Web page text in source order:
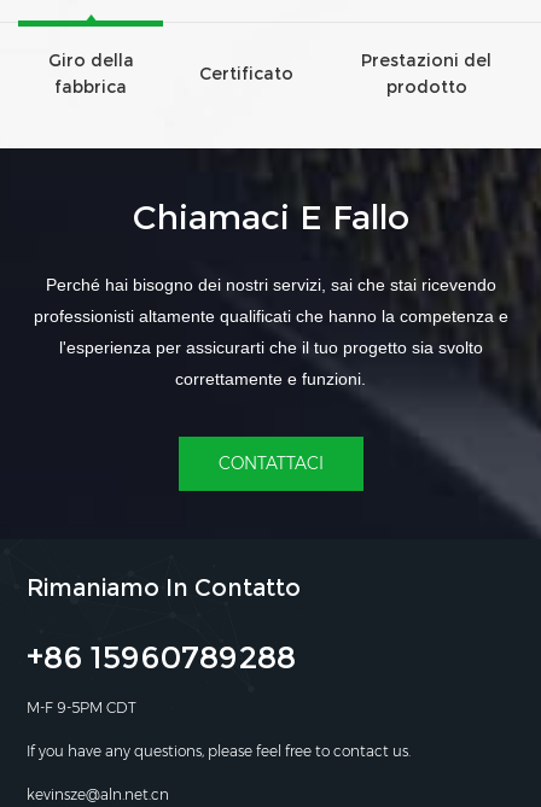
Giro della
fabbrica
Certificato
Prestazioni del
prodotto
Chiamaci E Fallo
Perché hai bisogno dei nostri servizi, sai che stai ricevendo
professionisti altamente qualificati che hanno la competenza e
l'esperienza per assicurarti che il tuo progetto sia svolto
correttamente e funzioni.
CONTATTACI
Rimaniamo In Contatto
+86 15960789288
M-F 9-5PM CDT
If you have any questions, please feel free to contact us.
kevinsze@aln.net.cn